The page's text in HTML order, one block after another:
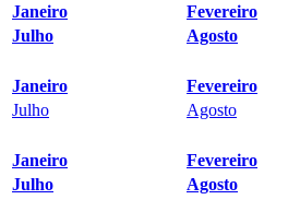
Janeiro Fevereiro
Julho
Agosto
Janeiro Fevereiro
Julho
Agosto
Janeiro Fevereiro
Julho
Agosto